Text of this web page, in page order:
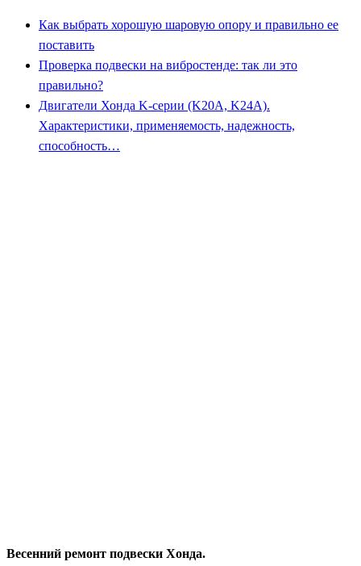
Как выбрать хорошую шаровую опору и правильно ее
поставить
Проверка подвески на вибростенде: так ли это
правильно?
Двигатели Хонда K-серии (K20A, K24A).
Характеристики, применяемость, надежность,
способность…
Весенний ремонт подвески Хонда.